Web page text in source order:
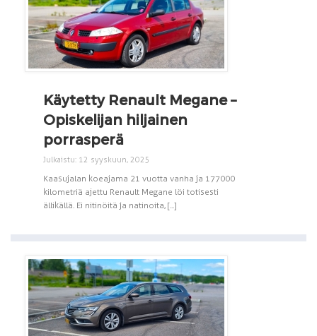
Käytetty Renault Megane –
Opiskelijan hiljainen
porrasperä
Julkaistu: 12 syyskuun, 2025
Kaasujalan koeajama 21 vuotta vanha ja 177 000
kilometriä ajettu Renault Megane löi totisesti
ällikällä. Ei nitinöitä ja natinoita, [...]